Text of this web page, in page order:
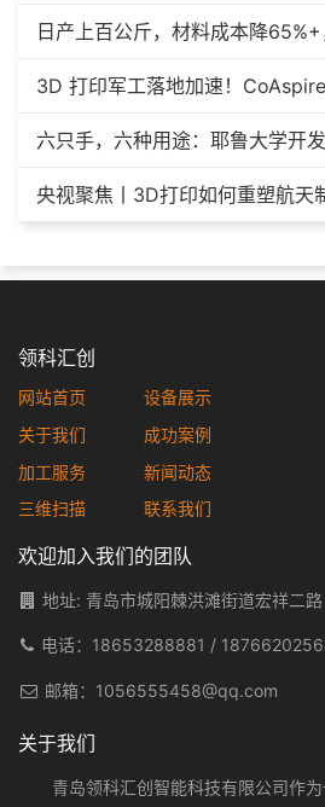
央视聚焦丨3D打印如何重塑航
领科汇创
网站首页
关于我们
加工服务
三维扫描
设备展示
成功案例
新闻动态
联系我们
欢迎加入我们的团队
地址: 青岛市城阳棘洪滩街道宏祥二路
电话： 18653288881 /
邮箱： 1056555458@qq.com
关于我们
青岛领科汇创智能科技有限公司作